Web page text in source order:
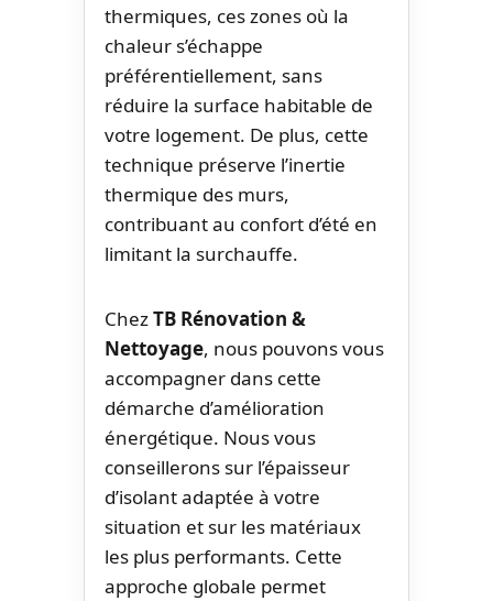
thermiques, ces zones où la
chaleur s’échappe
préférentiellement, sans
réduire la surface habitable de
votre logement. De plus, cette
technique préserve l’inertie
thermique des murs,
contribuant au confort d’été en
limitant la surchauffe.
ChezTB Rénovation &
Nettoyage, nous pouvons vous
accompagner dans cette
démarche d’amélioration
énergétique. Nous vous
conseillerons sur l’épaisseur
d’isolant adaptée à votre
situation et sur les matériaux
les plus performants. Cette
approche globale permet